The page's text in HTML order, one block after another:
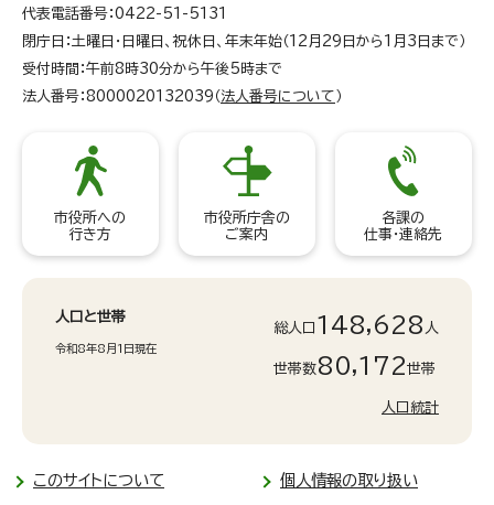
代表電話番号：0422-51-5131
閉庁日：土曜日・日曜日、祝休日、年末年始（12月29日から1月3日まで）
受付時間：午前8時30分から午後5時まで
法人番号：8000020132039（ 法人番号について ）
市役所への
行き方
市役所庁舎の
ご案内
各課の
仕事・連絡先
人口と世帯
令和8年8月1日現在
総人口 148,628 人
世帯数80,172世帯
人口統計
このサイトについて 個人情報の取り扱い